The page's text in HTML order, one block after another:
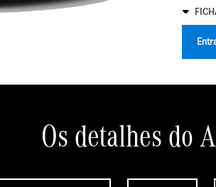
Os detalhes do